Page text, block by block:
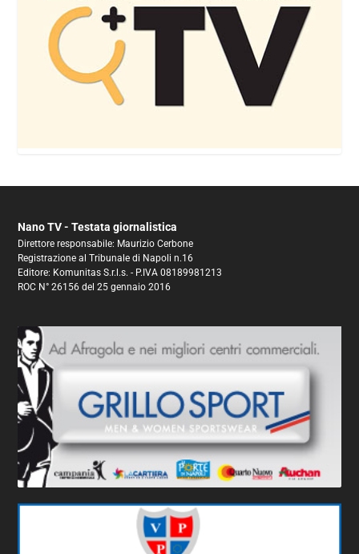
Nano TV - Testata giornalistica
Direttore responsabile: Maurizio Cerbone
Registrazione al Tribunale di Napoli n.16
Editore: Komunitas S.r.l.s. - P.IVA 08189981213
ROC N° 26156 del 25 gennaio 2016